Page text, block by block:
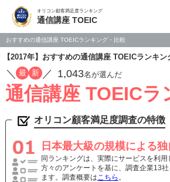
オリコン顧客満足度ランキング
通信講座 TOEIC
おすすめの通信講座 TOEICランキング・比較
【2017年】おすすめの通信講座 TOEICランキン
／ 最 新 ／ 1,043名が選んだ
通信講座 TOEICラ
オリコン顧客満足度調査の特徴
日本最大級の規模による
同ランキングは、実際にサービスを利
方々のアンケートを基に、調査企業13
ます。調査概要はこちら 。